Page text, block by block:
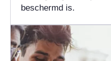
beschermd is.